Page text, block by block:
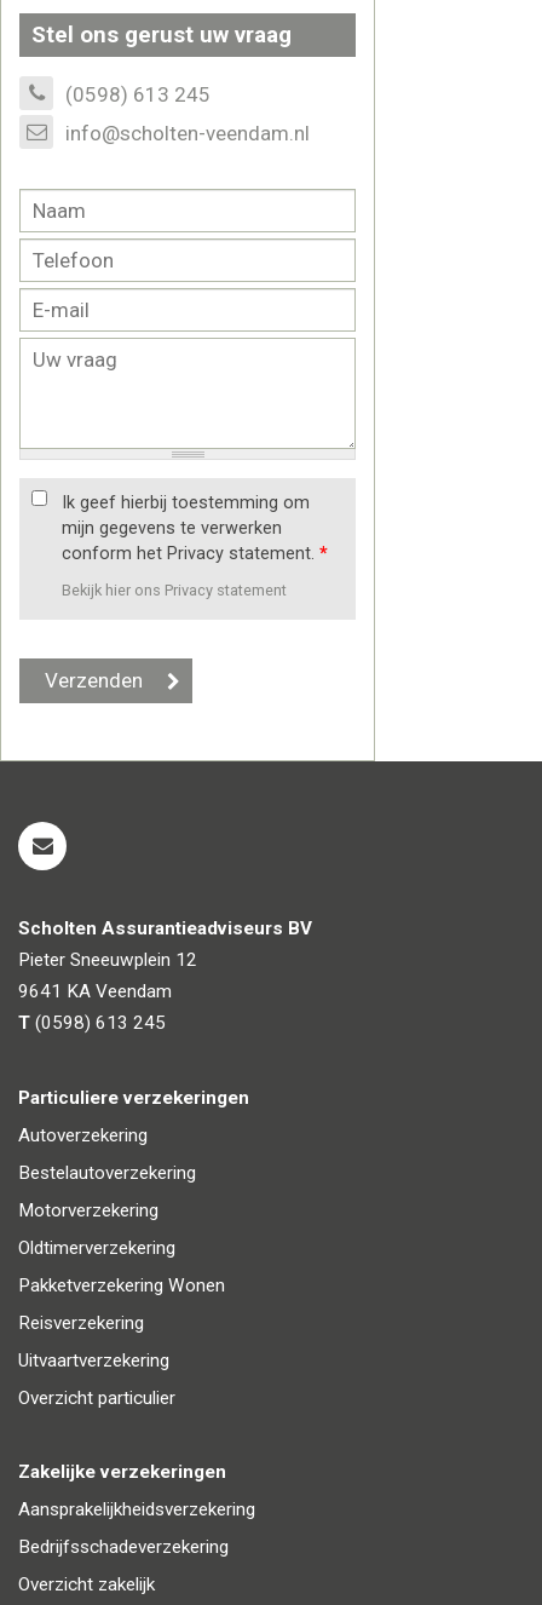
Stel ons gerust uw vraag
(0598) 613 245
info@scholten-veendam.nl
Ik geef hierbij toestemming om
mijn gegevens te verwerken
conform het Privacy statement. *
Bekijk hier ons Privacy statement
Scholten Assurantieadviseurs BV
Pieter Sneeuwplein 12
9641 KA Veendam
T (0598) 613 245
Particuliere verzekeringen
Autoverzekering
Bestelautoverzekering
Motorverzekering
Oldtimerverzekering
Pakketverzekering Wonen
Reisverzekering
Uitvaartverzekering
Overzicht particulier
Zakelijke verzekeringen
Aansprakelijkheidsverzekering
Bedrijfsschadeverzekering
Overzicht zakelijk